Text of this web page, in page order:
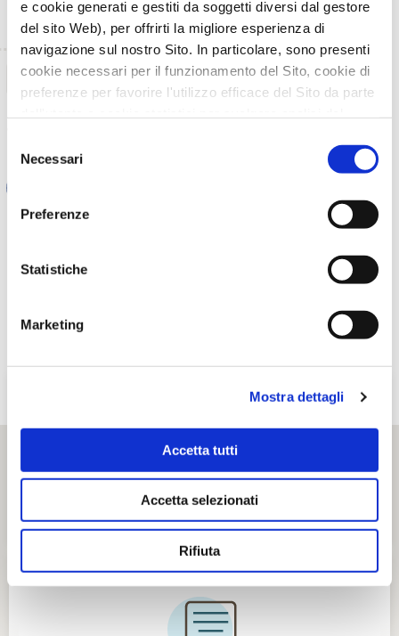
e cookie generati e gestiti da soggetti diversi dal gestore
del sito Web), per offrirti la migliore esperienza di
navigazione sul nostro Sito. In particolare, sono presenti
cookie necessari per il funzionamento del Sito, cookie di
preferenze per favorire l'utilizzo efficace del Sito da parte
categorie di cookie accettare.
Per maggiori informazioni, consulta le nostre pagine
del
consenso
Necessari
Preferenze
Statistiche
Marketing
Mostra dettagli
Accetta tutti
Accetta selezionati
Rifiuta
TORNA INDIETRO